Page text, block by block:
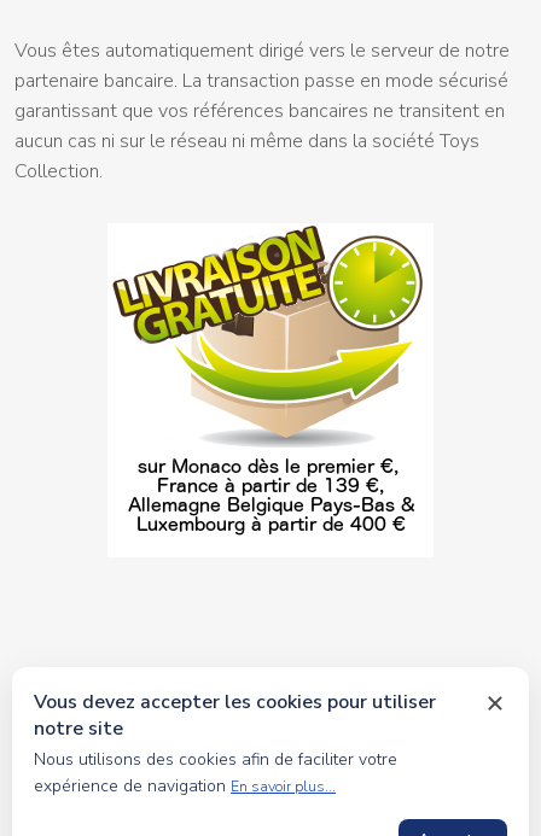
Vous êtes automatiquement dirigé vers le serveur de notre
partenaire bancaire. La transaction passe en mode sécurisé
garantissant que vos références bancaires ne transitent en
aucun cas ni sur le réseau ni même dans la société Toys
Collection.
© 2026 tous droits réservés Toyscollection. Réalisation
oceanesoft.com
Vous devez accepter les cookies pour utiliser
notre site
Nous utilisons des cookies afin de faciliter votre
expérience de navigation En savoir plus...